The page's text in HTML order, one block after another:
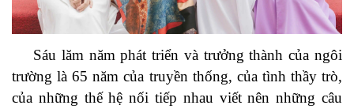
Sáu lăm năm phát triển và trưởng thành của ngôi
trường là 65 năm của truyền thống, của tình thầy trò,
của những thế hệ nối tiếp nhau viết nên những câu